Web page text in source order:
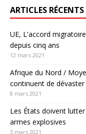
ARTICLES RÉCENTS
UE, L'accord
depuis cinq ans
12 mars 2021
Afrique du Nord /
continuent de
8 mars 2021
Les États doivent
armes explosives
3 mars 2021